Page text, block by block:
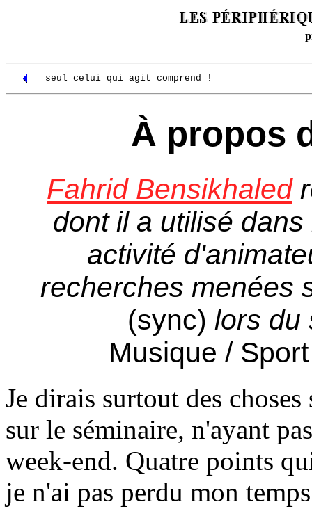
seul celui qui agit comprend !
À propos
Fahrid Bensikhaled
dont il a utilisé
activité
recherches menées
(sync) lors du
Musique /
Je dirais surtout des
sur le séminaire, n'ayant
week-end. Quatre points
je n'ai pas perdu mon